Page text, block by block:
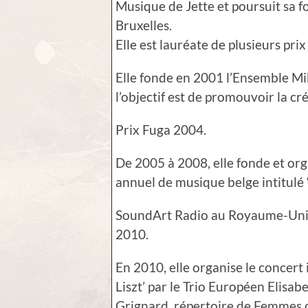
Musique de Jette et poursuit sa
Bruxelles.
Elle est lauréate de plusieurs
Elle fonde en 2001 l’Ensemble
l’objectif est de promouvoir la
Prix Fuga 2004.
De 2005 à 2008, elle fonde et
annuel de musique belge intitulé
SoundArt Radio au Royaume-
2010.
En 2010, elle organise le
Liszt’ par le Trio Européen